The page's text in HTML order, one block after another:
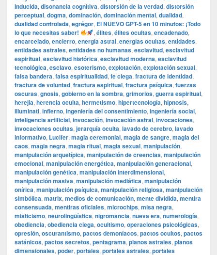
inducida, disonancia cognitiva, distorsión de la verdad, distorsión
perceptual, dogma, dominación, dominación mental, dualidad,
dualidad controlada, egrégor, El NUEVO GPT-5 en 10 minutos: ¡Todo
lo que necesitas saber!
,élites,élites ocultas,encadenado,
encarcelado, encierro, energía astral, energías ocultas, entidades,
entidades astrales, entidades no humanas, esclavitud, esclavitud
espiritual, esclavitud histórica, esclavitud moderna, esclavitud
tecnológica, esclavo, esoterismo, explotación, explotación sexual,
falsa bandera, falsa espiritualidad, fe ciega, fractura de identidad,
fractura de voluntad, fractura espiritual, fractura psíquica, fuerzas
oscuras, gnosis, gobierno en la sombra, grimorios, guerra espiritual,
herejía, herencia oculta, hermetismo, hipertecnología, hipnosis,
illuminati, infierno, ingeniería del consentimiento, ingeniería social,
inteligencia artificial, invocación, invocación astral, invocaciones,
invocaciones ocultas, jerarquía oculta, lavado de cerebro, lavado
informativo, Lucifer, magia ceremonial, magia de sangre, magia del
caos, magia negra, magia ritual, magia sexual, manipulación,
manipulación arquetípica, manipulación de creencias, manipulación
emocional, manipulación energética, manipulación generacional,
manipulación genética, manipulación interdimensional,
manipulación masiva, manipulación mediática, manipulación
onírica, manipulación psíquica, manipulación religiosa, manipulación
simbólica, matrix, medios de comunicación, mente dividida, mentira
consensuada, mentiras oficiales, microchips, misa negra,
misticismo, neurolingüística, nigromancia, nueva era, numerología,
obediencia, obediencia ciega, ocultismo, operaciones psicológicas,
opresión, oscurantismo, pactos demoníacos, pactos ocultos, pactos
satánicos, pactos secretos, pentagrama, planos astrales, planos
dimensionales, poder, portales, portales astrales, portales